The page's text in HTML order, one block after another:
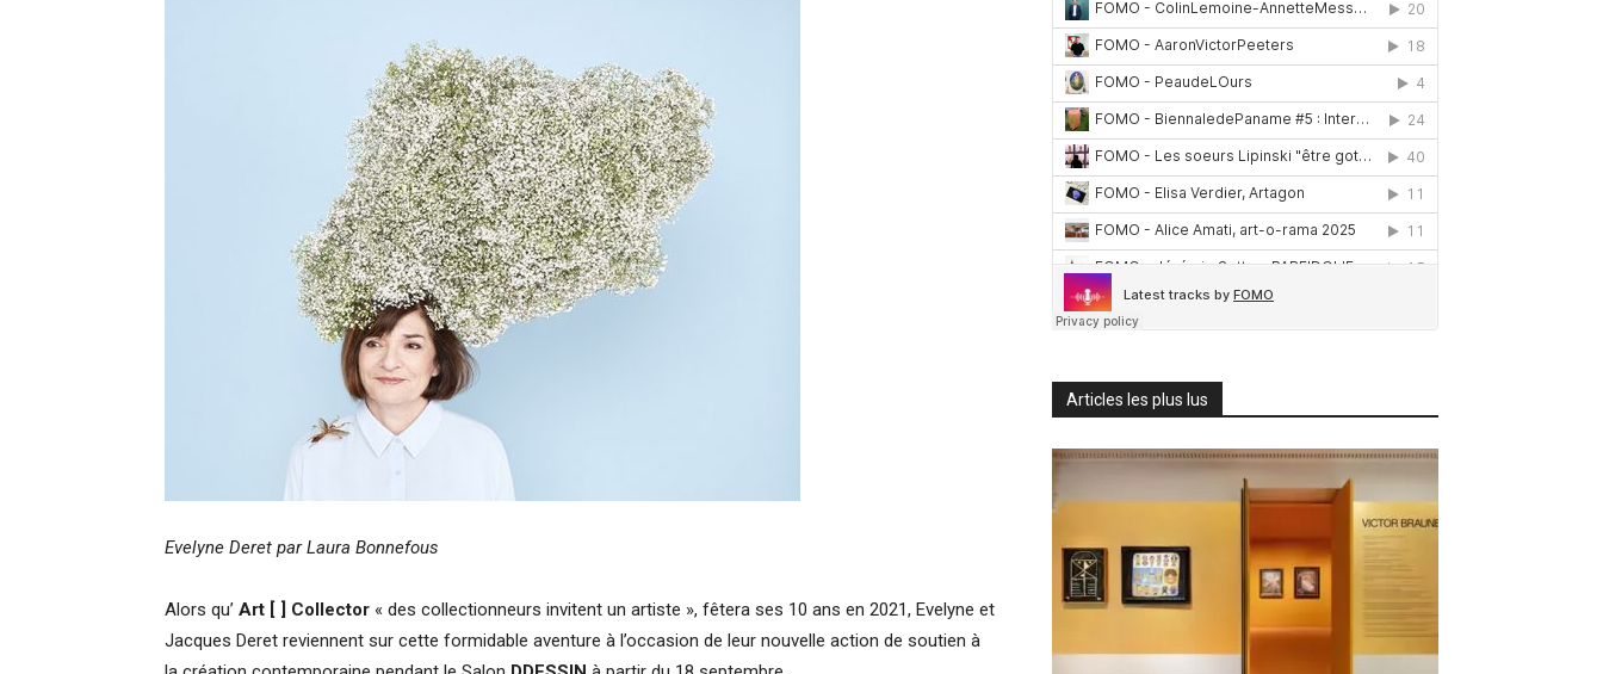
Evelyne Deret par Laura Bonnefous
Alors qu’ Art [ ] Collector « des collectionneurs invitent un artiste », fêtera ses 10 ans en 2021, Evelyne et
Jacques Deret reviennent sur cette formidable aventure à l’occasion de leur nouvelle action de soutien à
Articles les plus lus